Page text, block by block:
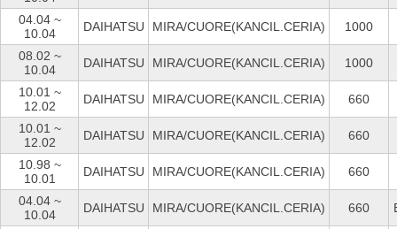
04.04 ~
10.04
DAIHATSU MIRA/CUORE(KANCIL.CERIA) 1000
08.02 ~
10.04
DAIHATSU MIRA/CUORE(KANCIL.CERIA) 1000
10.01 ~
12.02
DAIHATSU MIRA/CUORE(KANCIL.CERIA) 660
10.01 ~
12.02
DAIHATSU MIRA/CUORE(KANCIL.CERIA) 660
10.98 ~
10.01
DAIHATSU MIRA/CUORE(KANCIL.CERIA) 660
04.04 ~
10.04
DAIHATSU MIRA/CUORE(KANCIL.CERIA) 660